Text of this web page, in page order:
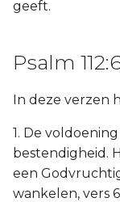
geeft.
Psalm
In deze verzen
1. De
bestendigheid.
een
wankelen, vers